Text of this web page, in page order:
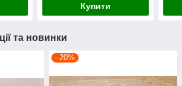
Купити
та новинки
–20%